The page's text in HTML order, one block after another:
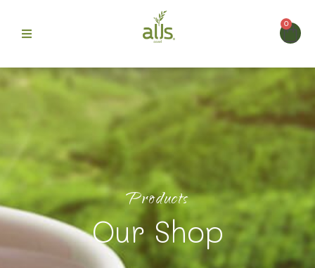
ายดี
0
สินค้า >ผงเครื่องดื่มพร้อมชง สะดวก รสชาติกลมกล่อม
> ผง
ชาไทยมะนาว3อิน1 (ตรา ออลส์)
Products
Our Shop